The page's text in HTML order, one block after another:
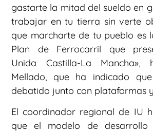
gastarte la mitad del sueldo en
trabajar en tu tierra sin verte
que marcharte de tu pueblo es
Plan de Ferrocarril que
Unida Castilla-La Mancha»,
Mellado, que ha indicado
debatido junto con plataformas
El coordinador regional de IU
que el modelo de desarrollo